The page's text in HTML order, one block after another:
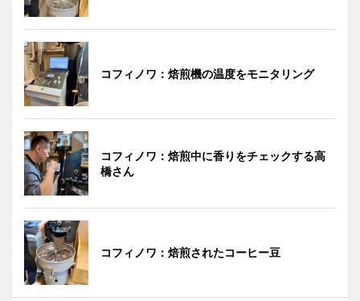
コフィノワ：焙煎機の温度をモニタリング
コフィノワ：焙煎中に香りをチェックする高
橋さん
コフィノワ：焙煎されたコーヒー豆